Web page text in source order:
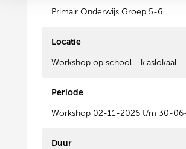
Primair Onderwijs Groep 5-6
Locatie
Workshop op school - klaslokaal
Periode
Workshop 02-11-2026 t/m 30-
Duur